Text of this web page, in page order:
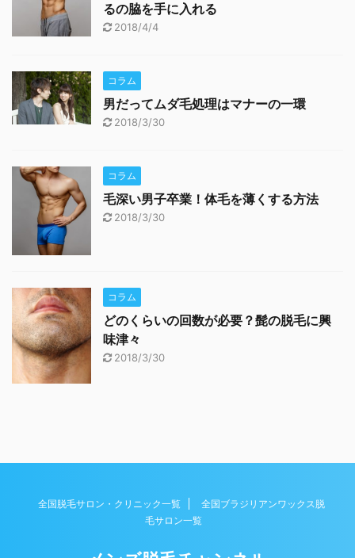
るの脇を手に入れる
2018/4/4
コラム
男だってムダ毛処理はマナーの一環
2018/3/30
コラム
毛深い男子卒業！体毛を薄くする方法
2018/3/30
コラム
どのくらいの回数が必要？髭の脱毛に興
味津々
2018/3/30
全国脱毛サロン・クリニック一覧
全国ブラジリアンワックス脱
毛サロン一覧